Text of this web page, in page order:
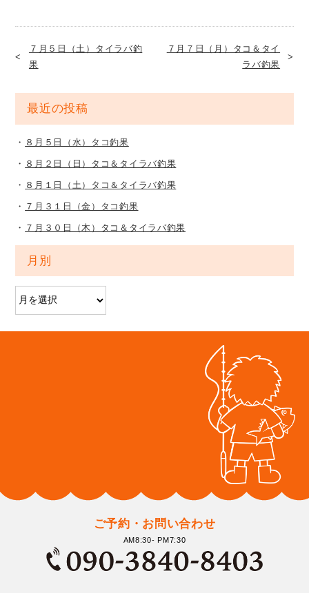
７月５日（土）タイラバ釣
果
７月７日（月）タコ＆タイ
ラバ釣果
最近の投稿
８月５日（水）タコ釣果
８月２日（日）タコ＆タイラバ釣果
８月１日（土）タコ＆タイラバ釣果
７月３１日（金）タコ釣果
７月３０日（木）タコ＆タイラバ釣果
月別
ご予約・お問い合わせ
AM8:30- PM7:30